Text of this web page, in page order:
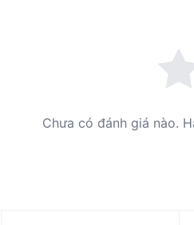
Chưa có đánh giá nào.